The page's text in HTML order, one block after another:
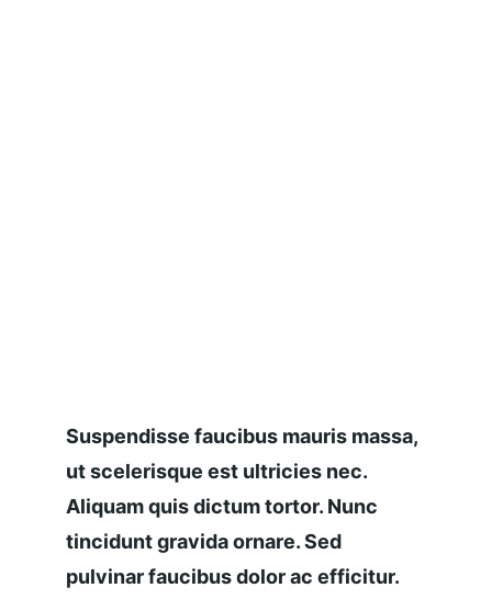
Suspendisse faucibus mauris massa,
ut scelerisque est ultricies nec.
Aliquam quis dictum tortor. Nunc
tincidunt gravida ornare. Sed
pulvinar faucibus dolor ac efficitur.